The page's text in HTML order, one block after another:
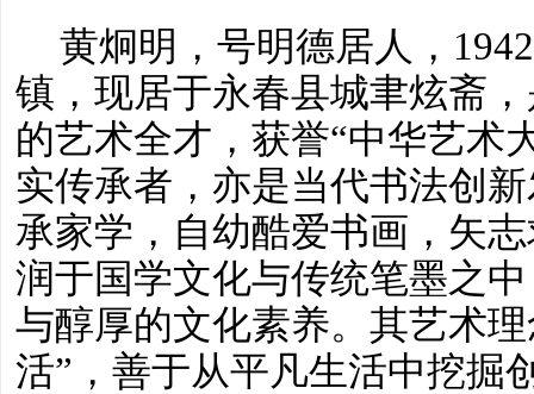
黄炯明，号明德居人，
镇，现居于永春县城聿炫斋
的艺术全才，获誉“中华艺术
实传承者，亦是当代书法创
承家学，自幼酷爱书画，矢
润于国学文化与传统笔墨之
与醇厚的文化素养。其艺术
活”，善于从平凡生活中挖掘